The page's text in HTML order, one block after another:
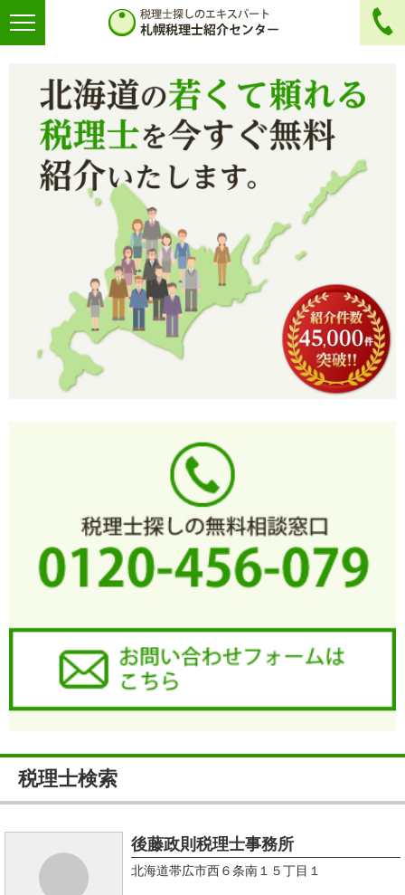
税理士検索
後藤政則税理士事務所
北海道帯広市西６条南１５丁目１